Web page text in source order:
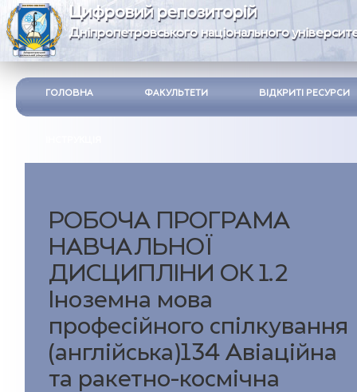
Цифровий репозиторій
Дніпропетровського національного
ГОЛОВНА ФАКУЛЬТЕТИ ВІДКРИТІ РЕСУРСИ
РОБОЧА ПРОГРАМА
НАВЧАЛЬНОЇ
ДИСЦИПЛІНИ ОК 1.2
Іноземна мова
професійного спілкування
(англійська)134 Авіаційна
та ракетно-космічна